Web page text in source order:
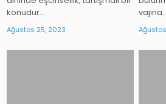
konudur…
Ağustos 25, 2023